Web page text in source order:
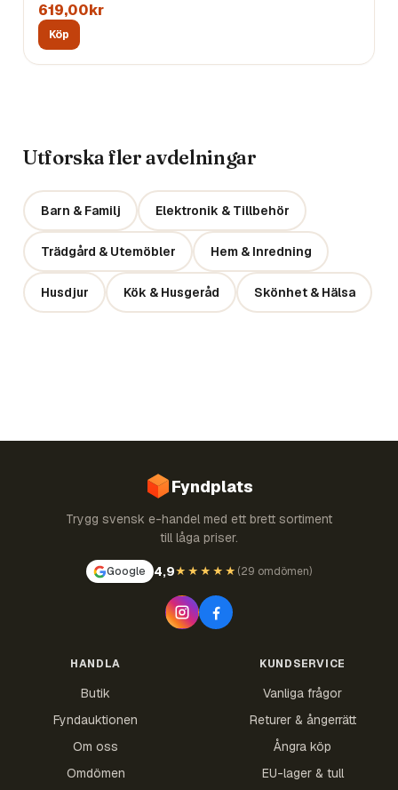
619,00kr
Köp
Utforska fler avdelningar
Barn & Familj Elektronik & Tillbehör
Trädgård & Utemöbler Hem & Inredning
Husdjur Kök & Husgeråd Skönhet & Hälsa
Fyndplats
Trygg svensk e-handel med ett brett sortiment
till låga priser.
Google 4,9★★★★★ (29 omdömen)
HANDLA
Butik
Fyndauktionen
Om oss
Omdömen
KUNDSERVICE
Vanliga frågor
Returer & ångerrätt
Ångra köp
EU-lager & tull